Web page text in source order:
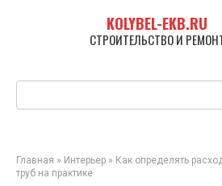
KOLYBEL-EKB.RU
СТРОИТЕЛЬСТВО И
Главная » Интерьер » Как определять
труб на практике